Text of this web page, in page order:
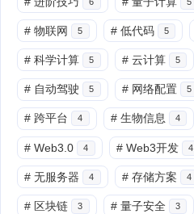
# 物联网 5 # 低代码 5
# 科学计算 5 # 云计算 5
# 自动驾驶 5 # 网络配置 5
# 跨平台 4 # 生物信息 4
# Web3.0 4 # Web3开发 4
# 无服务器 4 # 存储方案 4
# 区块链 3 # 量子安全 3